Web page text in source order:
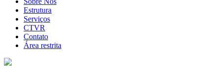
Estrutura
Serviços
CTVR
Contato
Área restrita